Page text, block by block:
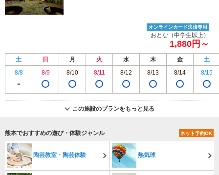
オンラインカード決済専用
おとな（中学生以上）
1,880円～
土 日 月 火 水 木 金
土
8/8
8/9 8/10 8/11 8/12 8/13 8/14 8/15
この施設のプランをもっと見る
熊本でおすすめの遊び・体験ジャンル ネット予約OK
陶芸教室・陶芸体験 熱気球